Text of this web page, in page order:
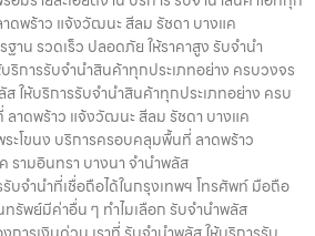
ดพร้าว แจ้งวัฒนะ สีลม รัชดา บางแค
าน รวดเร็ว ปลอดภัย ให้ราคาสูง รับจำนำ
ริการรับจำนำสินค้าทุกประเภทอย่าง ครบวงจร
ส ให้บริการรับจำนำสินค้าทุกประเภทอย่าง ครบ
าดพร้าว แจ้งวัฒนะ สีลม รัชดา บางแค
ะโขนง บริการครอบคลุมพื้นที่ ลาดพร้าว
รามอินทรา บางนา จำนำพลัส
จำนำที่เชื่อถือได้ในกรุงเทพฯ โทรศัพท์ มือถือ
ทรัพย์มีค่าอื่น ๆ ทำไมเลือก รับจำนำพลัส